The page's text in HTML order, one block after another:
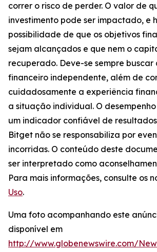
correr o risco de perder. O valor de
investimento pode ser impactado, e
possibilidade de que os objetivos
sejam alcançados e que nem o
recuperado. Deve-se sempre buscar
financeiro independente, além de
cuidadosamente a experiência
a situação individual. O
um indicador confiável de
Bitget não se responsabiliza por
incorridas. O conteúdo deste
ser interpretado como
Para mais informações, consulte os
Uso.
Uma foto acompanhando este
disponível em
http://www.globenewswire.com/